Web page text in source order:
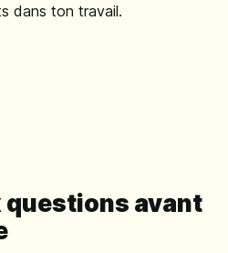
dans ton travail.
questions avant